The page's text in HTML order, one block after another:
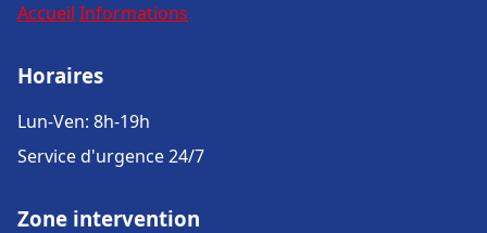
Accueil Informations
Horaires
Lun-Ven: 8h-19h
Service d'urgence 24/7
Zone intervention